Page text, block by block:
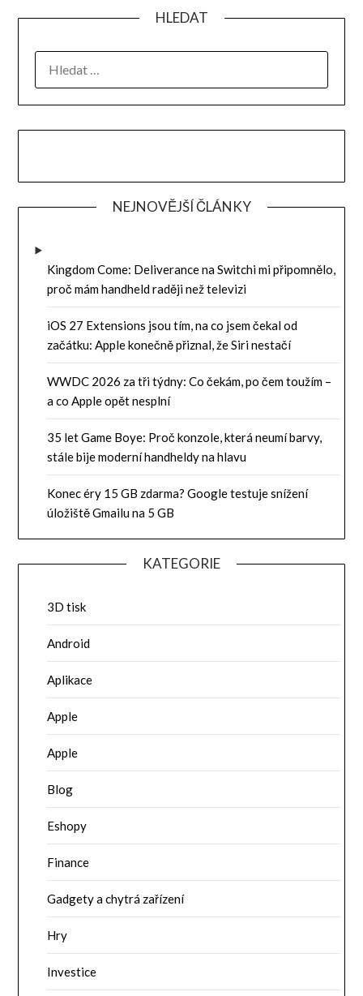
HLEDAT
NEJNOVĚJŠÍ ČLÁNKY
Kingdom Come: Deliverance na Switchi mi připomnělo,
proč mám handheld raději než televizi
iOS 27 Extensions jsou tím, na co jsem čekal od
začátku: Apple konečně přiznal, že Siri nestačí
WWDC 2026 za tři týdny: Co čekám, po čem toužím –
a co Apple opět nesplní
35 let Game Boye: Proč konzole, která neumí barvy,
stále bije moderní handheldy na hlavu
Konec éry 15 GB zdarma? Google testuje snížení
úložiště Gmailu na 5 GB
KATEGORIE
3D tisk
Android
Aplikace
Apple
Apple
Blog
Eshopy
Finance
Gadgety a chytrá zařízení
Hry
Investice